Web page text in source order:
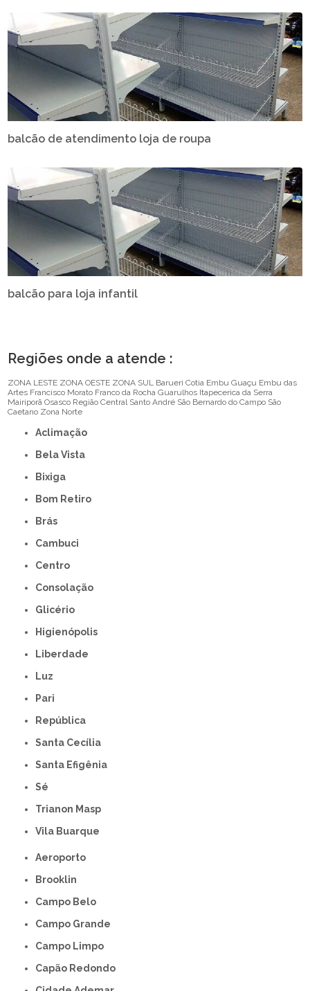
balcão de atendimento loja de roupa
balcão para loja infantil
Regiões onde a atende :
ZONA LESTE ZONA OESTE ZONA SUL Barueri Cotia Embu Guaçu Embu das
Artes Francisco Morato Franco da Rocha Guarulhos Itapecerica da Serra
Mairiporã Osasco Região Central Santo André São Bernardo do Campo São
Caetano Zona Norte
Aclimação
Bela Vista
Bixiga
Bom Retiro
Brás
Cambuci
Centro
Consolação
Glicério
Higienópolis
Liberdade
Luz
Pari
República
Santa Cecília
Santa Efigênia
Sé
Trianon Masp
Vila Buarque
Aeroporto
Brooklin
Campo Belo
Campo Grande
Campo Limpo
Capão Redondo